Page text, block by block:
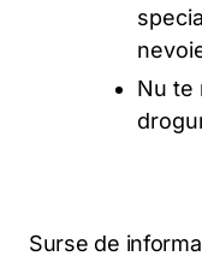
Nu te
Surse de